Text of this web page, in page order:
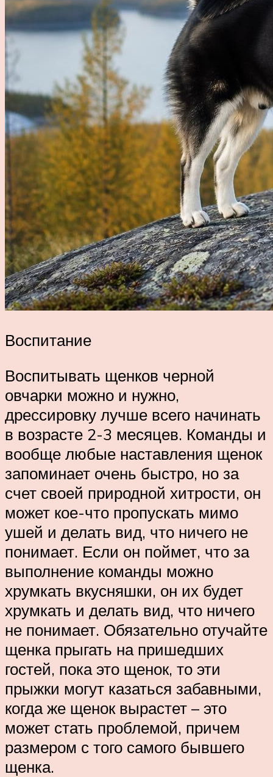
Воспитание
Воспитывать щенков черной
овчарки можно и нужно,
дрессировку лучше всего начинать
в возрасте 2-3 месяцев. Команды и
вообще любые наставления щенок
запоминает очень быстро, но за
счет своей природной хитрости, он
может кое-что пропускать мимо
ушей и делать вид, что ничего не
понимает. Если он поймет, что за
выполнение команды можно
хрумкать вкусняшки, он их будет
хрумкать и делать вид, что ничего
не понимает. Обязательно отучайте
щенка прыгать на пришедших
гостей, пока это щенок, то эти
прыжки могут казаться забавными,
когда же щенок вырастет – это
может стать проблемой, причем
размером с того самого бывшего
щенка.